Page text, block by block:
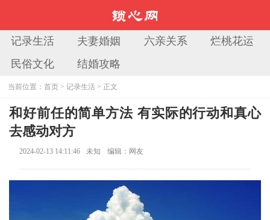
记录生活 夫妻婚姻 六亲关系
烂桃花运
民俗文化
结婚攻略
当前位置：首页 >记录生活 > 正文
和好前任的简单方法 有实际的行动和真心
去感动对方
2024-02-13 14:11:46 未知 编辑：网友